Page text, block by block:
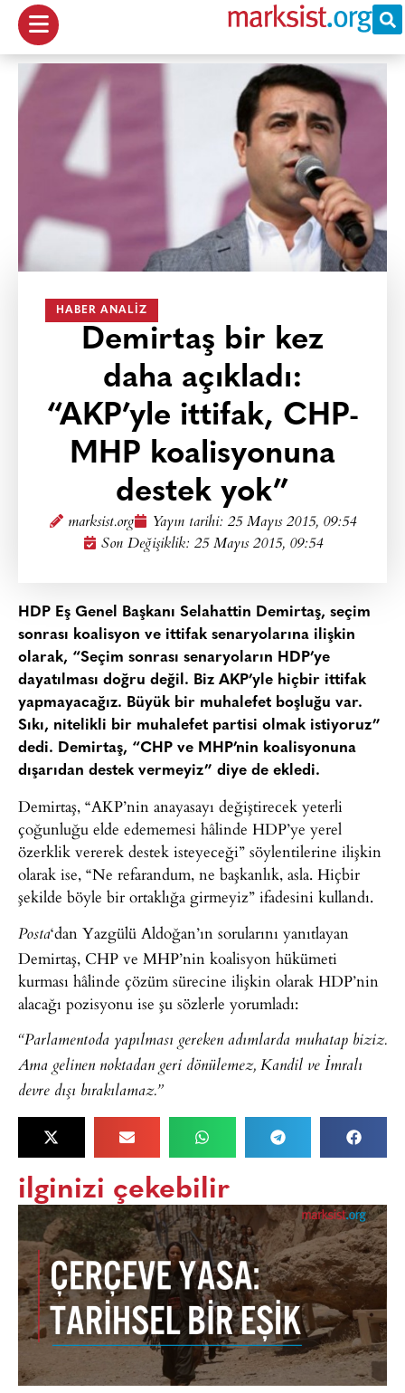
HABER ANALIZ
Demirtaş bir kez
daha açıkladı:
“AKP’yle ittifak, CHP-
MHP koalisyonuna
destek yok”
marksist.org Yayın tarihi: 25 Mayıs 2015, 09:54
Son Değişiklik: 25 Mayıs 2015, 09:54
HDP Eş Genel Başkanı Selahattin Demirtaş, seçim
sonrası koalisyon ve ittifak senaryolarına ilişkin
olarak, “Seçim sonrası senaryoların HDP’ye
dayatılması doğru değil. Biz AKP’yle hiçbir ittifak
yapmayacağız. Büyük bir muhalefet boşluğu var.
Sıkı, nitelikli bir muhalefet partisi olmak istiyoruz”
dedi. Demirtaş, “CHP ve MHP’nin koalisyonuna
dışarıdan destek vermeyiz” diye de ekledi.
Demirtaş, “AKP’nin anayasayı değiştirecek yeterli
çoğunluğu elde edememesi hâlinde HDP’ye yerel
özerklik vererek destek isteyeceği” söylentilerine ilişkin
olarak ise, “Ne refarandum, ne başkanlık, asla. Hiçbir
şekilde böyle bir ortaklığa girmeyiz” ifadesini kullandı.
Posta‘dan Yazgülü Aldoğan’ın sorularını yanıtlayan
Demirtaş, CHP ve MHP’nin koalisyon hükümeti
kurması hâlinde çözüm sürecine ilişkin olarak HDP’nin
alacağı pozisyonu ise şu sözlerle yorumladı:
“Parlamentoda yapılması gereken adımlarda muhatap biziz.
Ama gelinen noktadan geri dönülemez, Kandil ve İmralı
devre dışı bırakılamaz.”
ilginizi çekebilir